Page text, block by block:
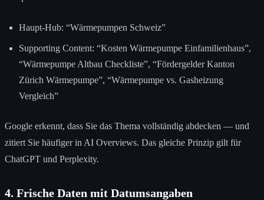
Haupt-Hub: “Wärmepumpen Schweiz”
Supporting Content: “Kosten Wärmepumpe Einfamilienhaus”,
“Wärmepumpe Altbau Checkliste”, “Fördergelder Kanton
Zürich Wärmepumpe”, “Wärmepumpe vs. Gasheizung
Vergleich”
Google erkennt, dass Sie das Thema vollständig abdecken — und
zitiert Sie häufiger in AI Overviews. Das gleiche Prinzip gilt für
ChatGPT und Perplexity.
4. Frische Daten mit Datumsangaben